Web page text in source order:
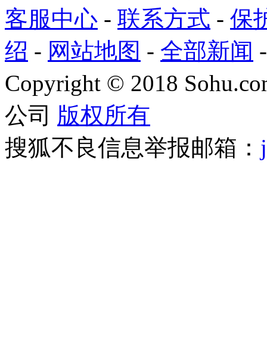
客服中心 - 联系方式 - 保
绍 - 网站地图 - 全部新闻
Copyright © 2018
公司 版权所有
搜狐不良信息举报邮箱：